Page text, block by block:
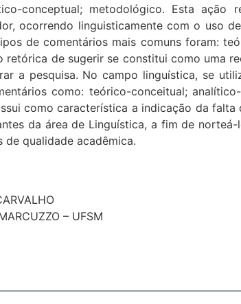
conceptual; metodológico. Esta
ocorrendo linguisticamente com o uso
de comentários mais comuns foram:
de sugerir se constitui como uma
a pesquisa. No campo linguística, se
como: teórico-conceitual;
como característica a indicação da
da área de Linguística, a fim de
qualidade acadêmica.
– UFSM